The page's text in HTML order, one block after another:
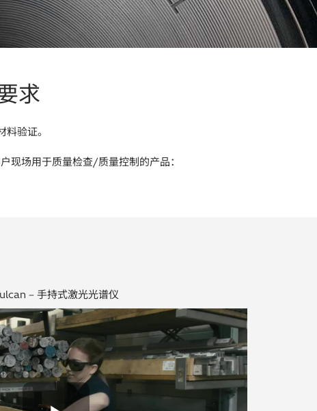
求
验证。
现场用于质量检查/质量控制的产品：
– 手持式激光光谱仪